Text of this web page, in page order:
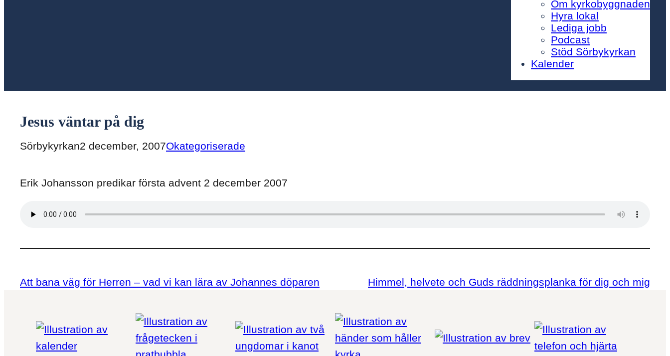
Om kyrkobyggnaden
Hyra lokal
Lediga jobb
Podcast
Stöd Sörbykyrkan
Kalender
Jesus väntar på dig
Sörbykyrkan2 december, 2007Okategoriserade
Erik Johansson predikar första advent 2 december 2007
Att bana väg för Herren – vad vi kan lära av Johannes döparen Himmel, helvete och Guds räddningsplanka för dig och mig